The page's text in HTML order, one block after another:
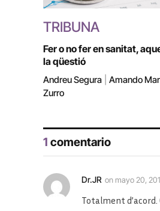
TRIBUNA
Fer o no fer en sanitat,
la qüestió
Andreu Segura
Amando
Zurro
1 comentario
Dr.JR onmayo 20,
Totalment